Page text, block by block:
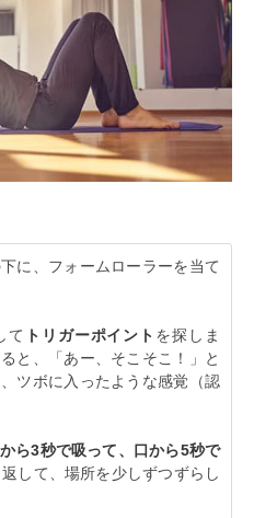
に、フォームローラーを当て
て トリガーポイント を探しま
と、「あー、そこそこ！」と
ツボに入ったような感覚（認
ら3秒で吸って、口から5秒で
して、場所を少しずつずらし